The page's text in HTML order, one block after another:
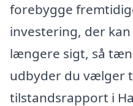
forebygge
investering, der
længere sigt, så
udbyder du vælger
tilstandsrapport i